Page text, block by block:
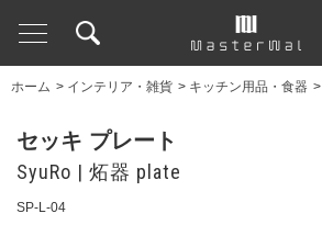
ホーム > インテリア・雑貨 > キッチン用品・食器 >
セッキ プレート
SyuRo | 炻器 plate
SP-L-04